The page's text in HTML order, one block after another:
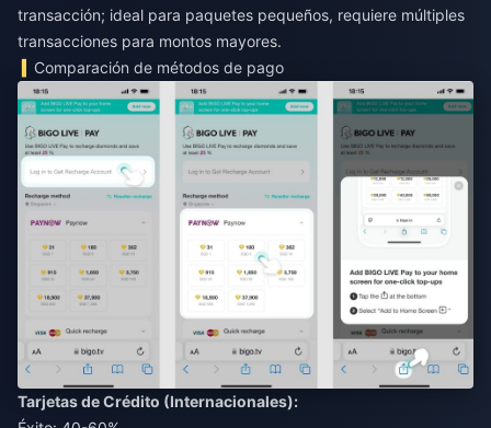
transacción; ideal para paquetes pequeños, requiere múltiples
transacciones para montos mayores.
Comparación de métodos de pago
Tarjetas de Crédito (Internacionales):